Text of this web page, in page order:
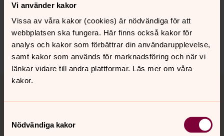
Vi använder kakor
Vissa av våra kakor (cookies) är nödvändiga för att
webbplatsen ska fungera. Här finns också kakor för
analys och kakor som förbättrar din användarupplevelse,
samt kakor som används för marknadsföring och när vi
länkar vidare till andra plattformar. Läs mer om våra
kakor.
Nödvändiga kakor
lidingo.forsamling@svenskakyrkan.se
Dela
Tillbaka till toppen
Tillbaka till innehållet
Kontakt